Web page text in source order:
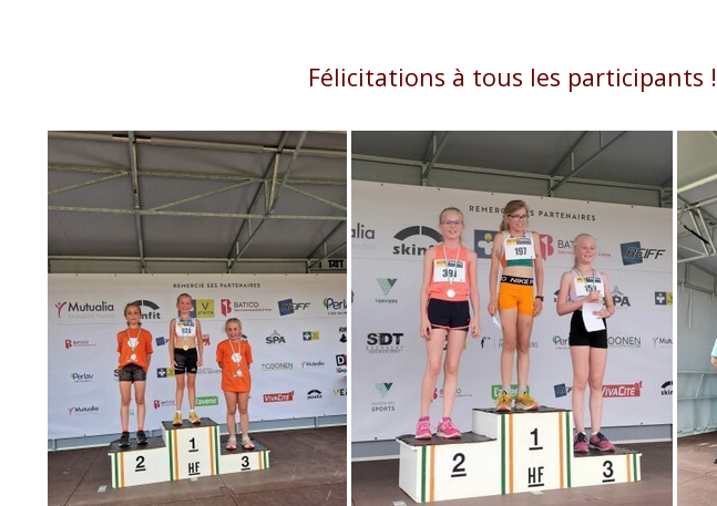
Félicitations à tous les participants !